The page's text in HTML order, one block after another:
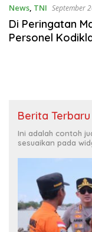
News, TNI September
Di Peringatan
Personel
Berita Terbaru
Ini adalah contoh
sesuaikan pada